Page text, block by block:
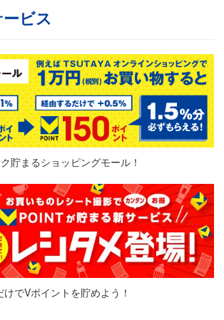
ビス
貯まるショッピングモール！
でVポイントを貯めよう！